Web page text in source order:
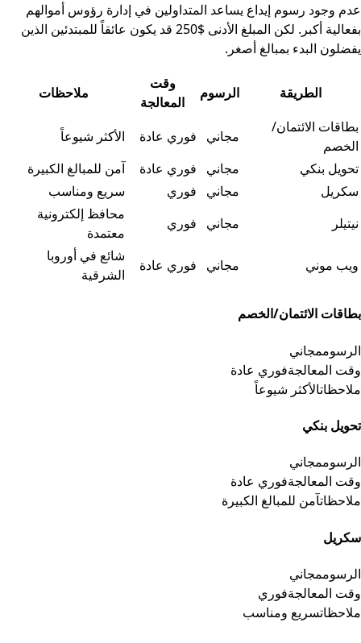
عدم وجود رسوم إيداع يساعد المتداولين في إدارة رؤوس أموالهم
بفعالية أكبر. لكن المبلغ الأدنى $250 قد يكون عائقاً للمبتدئين الذين
يفضلون البدء بمبالغ أصغر.
جدول البيانات
الطريقة الرسوم
وقت
المعالجة
ملاحظات
بطاقات الائتمان/
الخصم
مجاني فوري عادة
الأكثر شيوعاً
تحويل بنكي
مجاني فوري عادة
آمن للمبالغ الكبيرة
سكريل
مجاني فوري
سريع ومناسب
نيتيلر
مجاني فوري
محافظ إلكترونية
معتمدة
ويب موني
مجاني فوري عادة
شائع في أوروبا
الشرقية
بطاقات الائتمان/الخصم
الرسوممجاني
وقت المعالجةفوري عادة
ملاحظاتالأكثر شيوعاً
تحويل بنكي
الرسوممجاني
وقت المعالجةفوري عادة
ملاحظاتآمن للمبالغ الكبيرة
سكريل
الرسوممجاني
وقت المعالجةفوري
ملاحظاتسريع ومناسب